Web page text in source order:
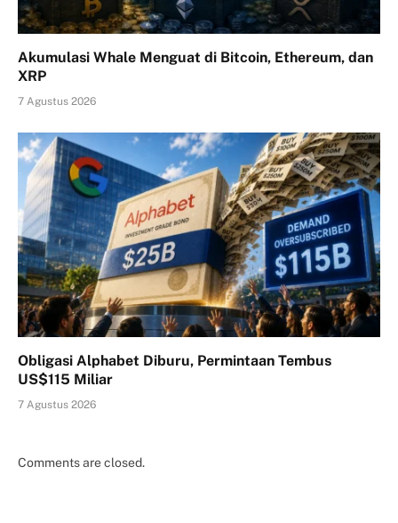
Akumulasi Whale Menguat di Bitcoin, Ethereum, dan
XRP
7 Agustus 2026
Obligasi Alphabet Diburu, Permintaan Tembus
US$115 Miliar
7 Agustus 2026
Comments are closed.